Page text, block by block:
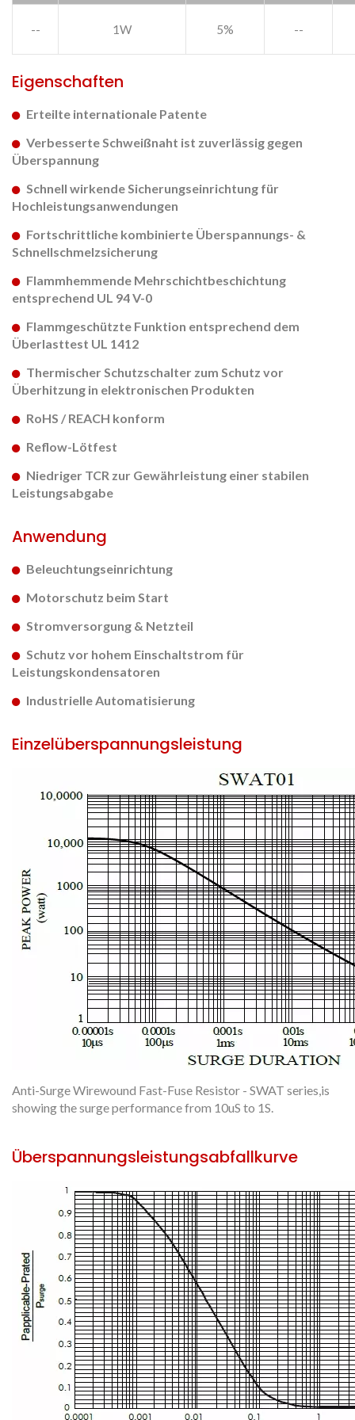
-- 1W 5% --
Eigenschaften
Erteilte internationale Patente
Verbesserte Schweißnaht ist zuverlässig gegen
Überspannung
Schnell wirkende Sicherungseinrichtung für
Hochleistungsanwendungen
Fortschrittliche kombinierte Überspannungs- &
Schnellschmelzsicherung
Flammhemmende Mehrschichtbeschichtung
entsprechend UL 94 V-0
Flammgeschützte Funktion entsprechend dem
Überlasttest UL 1412
Thermischer Schutzschalter zum Schutz vor
Überhitzung in elektronischen Produkten
RoHS / REACH konform
Reflow-Lötfest
Niedriger TCR zur Gewährleistung einer stabilen
Leistungsabgabe
Anwendung
Beleuchtungseinrichtung
Motorschutz beim Start
Stromversorgung & Netzteil
Schutz vor hohem Einschaltstrom für
Leistungskondensatoren
Industrielle Automatisierung
Einzelüberspannungsleistung
Anti-Surge Wirewound Fast-Fuse Resistor - SWAT series,is
showing the surge performance from 10uS to 1S.
Überspannungsleistungsabfallkurve